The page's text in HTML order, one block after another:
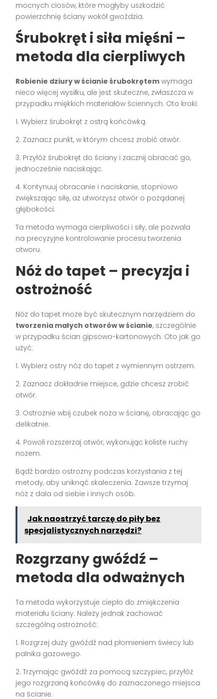
mocnych ciosów, które mogłyby uszkodzić
powierzchnię ściany wokół gwoździa.
Śrubokręt i siła mięśni –
metoda dla cierpliwych
Robienie dziury w ścianie śrubokrętem wymaga
nieco więcej wysiłku, ale jest skuteczne, zwłaszcza w
przypadku miękkich materiałów ściennych. Oto kroki:
1. Wybierz śrubokręt z ostrą końcówką.
2. Zaznacz punkt, w którym chcesz zrobić otwór.
3. Przyłóż śrubokręt do ściany i zacznij obracać go,
jednocześnie naciskając.
4. Kontynuuj obracanie i naciskanie, stopniowo
zwiększając siłę, aż utworzysz otwór o pożądanej
głębokości.
Ta metoda wymaga cierpliwości i siły, ale pozwala
na precyzyjne kontrolowanie procesu tworzenia
otworu.
Nóż do tapet – precyzja i
ostrożność
Nóż do tapet może być skutecznym narzędziem do
tworzenia małych otworów w ścianie, szczególnie
w przypadku ścian gipsowo-kartonowych. Oto jak go
użyć:
1. Wybierz ostry nóż do tapet z wymiennym ostrzem.
2. Zaznacz dokładnie miejsce, gdzie chcesz zrobić
otwór.
3. Ostrożnie wbij czubek noża w ścianę, obracając go
delikatnie.
4. Powoli rozszerzaj otwór, wykonując koliste ruchy
nożem.
Bądź bardzo ostrożny podczas korzystania z tej
metody, aby uniknąć skaleczenia. Zawsze trzymaj
nóż z dala od siebie i innych osób.
Jak naostrzyć tarczę do piły bez
specjalistycznych narzędzi?
Rozgrzany gwóźdź –
metoda dla odważnych
Ta metoda wykorzystuje ciepło do zmiękczenia
materiału ściany. Należy jednak zachować
szczególną ostrożność:
1. Rozgrzej duży gwóźdź nad płomieniem świecy lub
palnika gazowego.
2. Trzymając gwóźdź za pomocą szczypiec, przyłóż
jego rozgrzaną końcówkę do zaznaczonego miejsca
na ścianie.